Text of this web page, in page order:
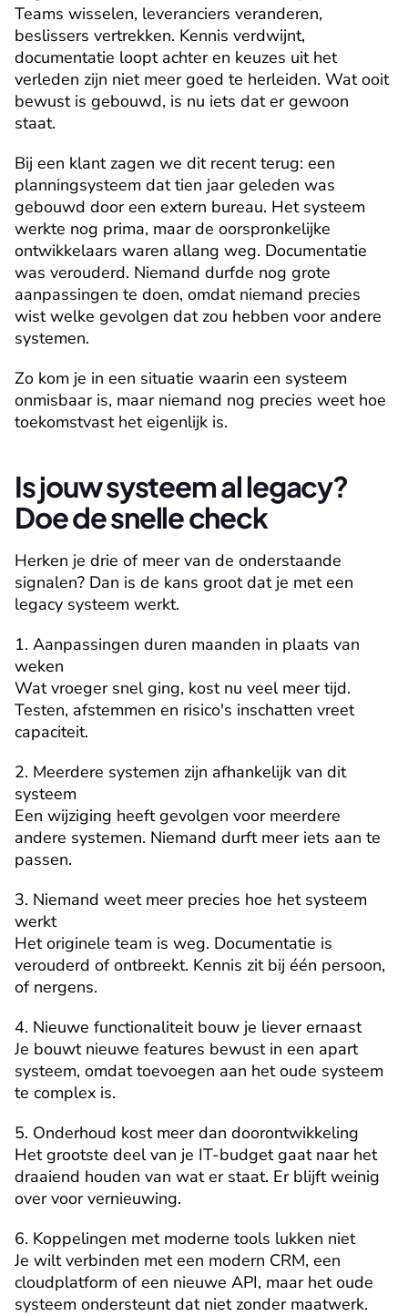
Teams wisselen, leveranciers veranderen,
beslissers vertrekken. Kennis verdwijnt,
documentatie loopt achter en keuzes uit het
verleden zijn niet meer goed te herleiden. Wat ooit
bewust is gebouwd, is nu iets dat er gewoon
staat.
Bij een klant zagen we dit recent terug: een
planningsysteem dat tien jaar geleden was
gebouwd door een extern bureau. Het systeem
werkte nog prima, maar de oorspronkelijke
ontwikkelaars waren allang weg. Documentatie
was verouderd. Niemand durfde nog grote
aanpassingen te doen, omdat niemand precies
wist welke gevolgen dat zou hebben voor andere
systemen.
Zo kom je in een situatie waarin een systeem
onmisbaar is, maar niemand nog precies weet hoe
toekomstvast het eigenlijk is.
Is jouw systeem al legacy?
Doe de snelle check
Herken je drie of meer van de onderstaande
signalen? Dan is de kans groot dat je met een
legacy systeem werkt.
1. Aanpassingen duren maanden in plaats van
weken
Wat vroeger snel ging, kost nu veel meer tijd.
Testen, afstemmen en risico's inschatten vreet
capaciteit.
2. Meerdere systemen zijn afhankelijk van dit
systeem
Een wijziging heeft gevolgen voor meerdere
andere systemen. Niemand durft meer iets aan te
passen.
3. Niemand weet meer precies hoe het systeem
werkt
Het originele team is weg. Documentatie is
verouderd of ontbreekt. Kennis zit bij één persoon,
of nergens.
4. Nieuwe functionaliteit bouw je liever ernaast
Je bouwt nieuwe features bewust in een apart
systeem, omdat toevoegen aan het oude systeem
te complex is.
5. Onderhoud kost meer dan doorontwikkeling
Het grootste deel van je IT-budget gaat naar het
draaiend houden van wat er staat. Er blijft weinig
over voor vernieuwing.
6. Koppelingen met moderne tools lukken niet
Je wilt verbinden met een modern CRM, een
cloudplatform of een nieuwe API, maar het oude
systeem ondersteunt dat niet zonder maatwerk.